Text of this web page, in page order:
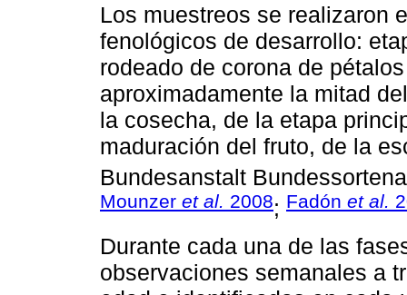
Los muestreos se realizaron
fenológicos de desarrollo:
rodeado de corona de
aproximadamente la mitad
la cosecha, de la etapa
maduración del fruto, de la
Bundesanstalt
Mounzer et al. 2008; Fadón et al.
Durante cada una de las
observaciones semanales a